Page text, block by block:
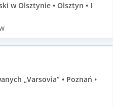
w Olsztynie • Olsztyn • I
„Varsovia” • Poznań •